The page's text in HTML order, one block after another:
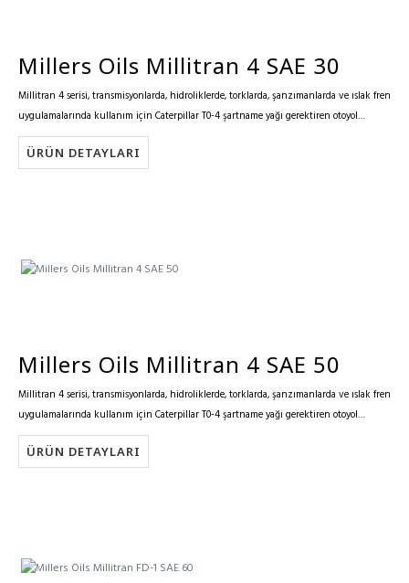
Millers Oils Millitran 4 SAE 30
Millitran 4 serisi, transmisyonlarda, hidroliklerde, torklarda, şanzımanlarda ve ıslak fren
uygulamalarında kullanım için Caterpillar T0-4 şartname yağı gerektiren otoyol
ekipmanı için özellikle geliştirilmiştir.
ÜRÜN DETAYLARI
Millers Oils Millitran 4 SAE 50
Millitran 4 serisi, transmisyonlarda, hidroliklerde, torklarda, şanzımanlarda ve ıslak fren
uygulamalarında kullanım için Caterpillar T0-4 şartname yağı gerektiren otoyol
ekipmanı için özellikle geliştirilmiştir.
ÜRÜN DETAYLARI